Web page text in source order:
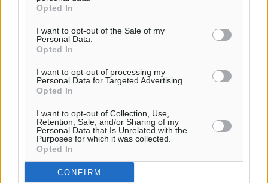
Opted In
I want to opt-out of the Sale of my
Personal Data.
Opted In
I want to opt-out of processing my
Personal Data for Targeted Advertising.
Opted In
I want to opt-out of Collection, Use,
Retention, Sale, and/or Sharing of my
Personal Data that Is Unrelated with the
Purposes for which it was collected.
Opted In
CONFIRM